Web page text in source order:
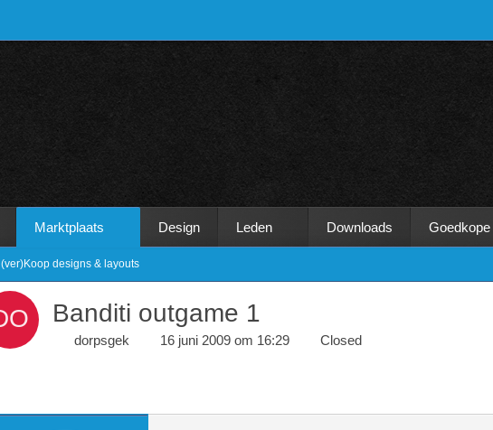
Marktplaats Design Leden Downloads
(ver)Koop designs & layouts
Banditi outgame 1
dorpsgek 16 juni 2009 om 16:29 Closed